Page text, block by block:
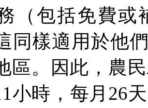
（包括免費或
同樣適用於他
區。因此，農
小時，每月 26